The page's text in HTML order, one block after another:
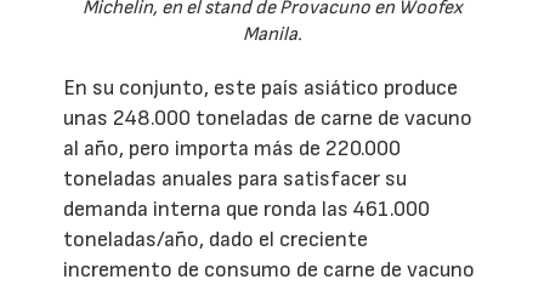
Michelin, en el stand de Provacuno en Woofex
Manila.
En su conjunto, este país asiático produce
unas 248.000 toneladas de carne de vacuno
al año, pero importa más de 220.000
toneladas anuales para satisfacer su
demanda interna que ronda las 461.000
toneladas/año, dado el creciente
incremento de consumo de carne de vacuno